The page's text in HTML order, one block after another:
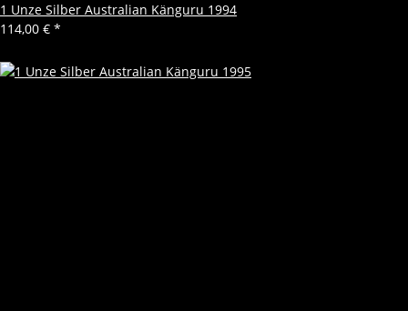
1 Unze Silber Australian Känguru 1994
114,00 € *